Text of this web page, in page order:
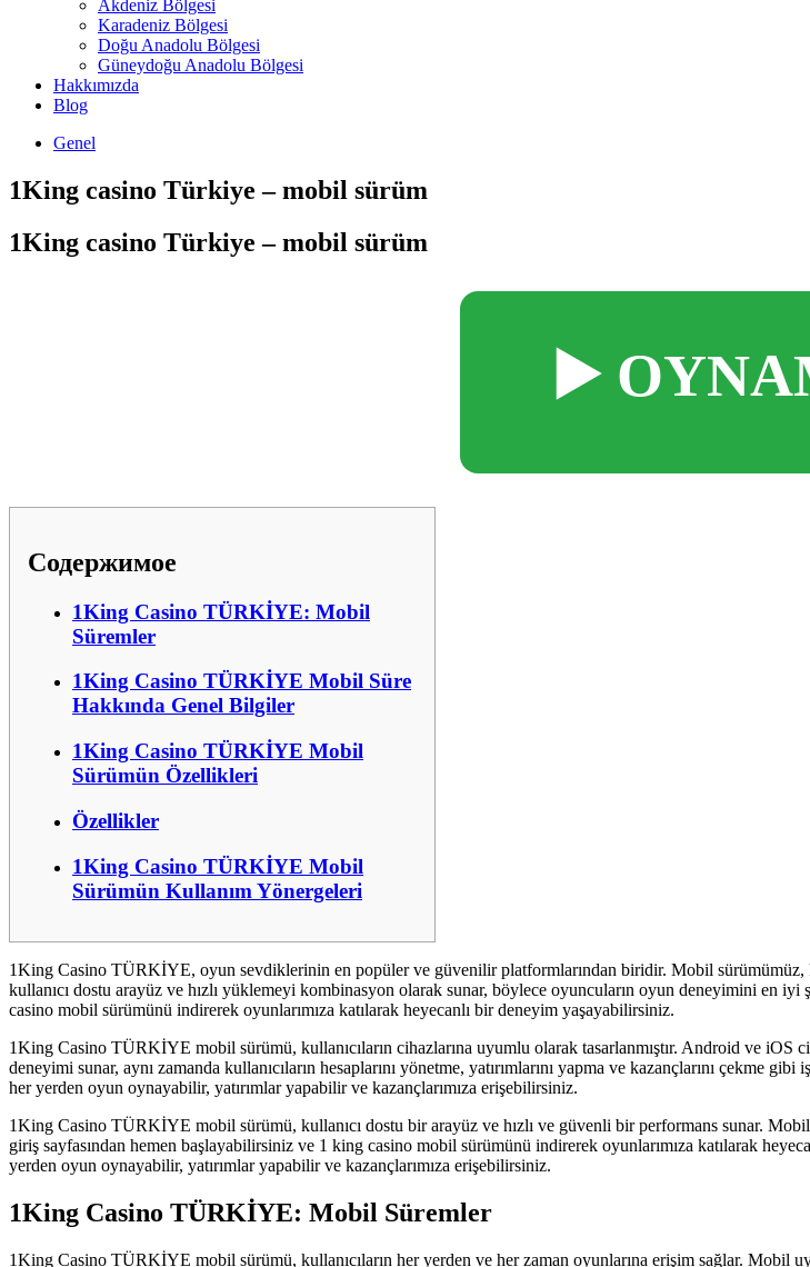
Akdeniz Bölgesi
Karadeniz Bölgesi
Doğu Anadolu Bölgesi
Güneydoğu Anadolu Bölgesi
Hakkımızda
Blog
Genel
1King casino Türkiye – mobil sürüm
1King casino Türkiye – mobil sürüm
▶️
Содержимое
1King Casino TÜRKİYE: Mobil
Süremler
1King Casino TÜRKİYE Mobil Süre
Hakkında Genel Bilgiler
1King Casino TÜRKİYE Mobil
Sürümün Özellikleri
Özellikler
1King Casino TÜRKİYE Mobil
Sürümün Kullanım Yönergeleri
1King Casino TÜRKİYE, oyun sevdiklerinin en popüler ve güvenilir platformlarından biridir. Mobil sürümümüz,
kullanıcı dostu arayüz ve hızlı yüklemeyi kombinasyon olarak sunar, böylece oyuncuların oyun deneyimini en
casino mobil sürümünü indirerek oyunlarımıza katılarak heyecanlı bir deneyim yaşayabilirsiniz.
1King Casino TÜRKİYE mobil sürümü, kullanıcıların cihazlarına uyumlu olarak tasarlanmıştır. Android ve
deneyimi sunar, aynı zamanda kullanıcıların hesaplarını yönetme, yatırımlarını yapma ve kazançlarını
her yerden oyun oynayabilir, yatırımlar yapabilir ve kazançlarımıza erişebilirsiniz.
1King Casino TÜRKİYE mobil sürümü, kullanıcı dostu bir arayüz ve hızlı ve güvenli bir performans sunar.
giriş sayfasından hemen başlayabilirsiniz ve 1 king casino mobil sürümünü indirerek oyunlarımıza katılarak
yerden oyun oynayabilir, yatırımlar yapabilir ve kazançlarımıza erişebilirsiniz.
1King Casino TÜRKİYE: Mobil Süremler
1King Casino TÜRKİYE mobil sürümü, kullanıcıların her yerden ve her zaman oyunlarına erişim sağlar. Mobil